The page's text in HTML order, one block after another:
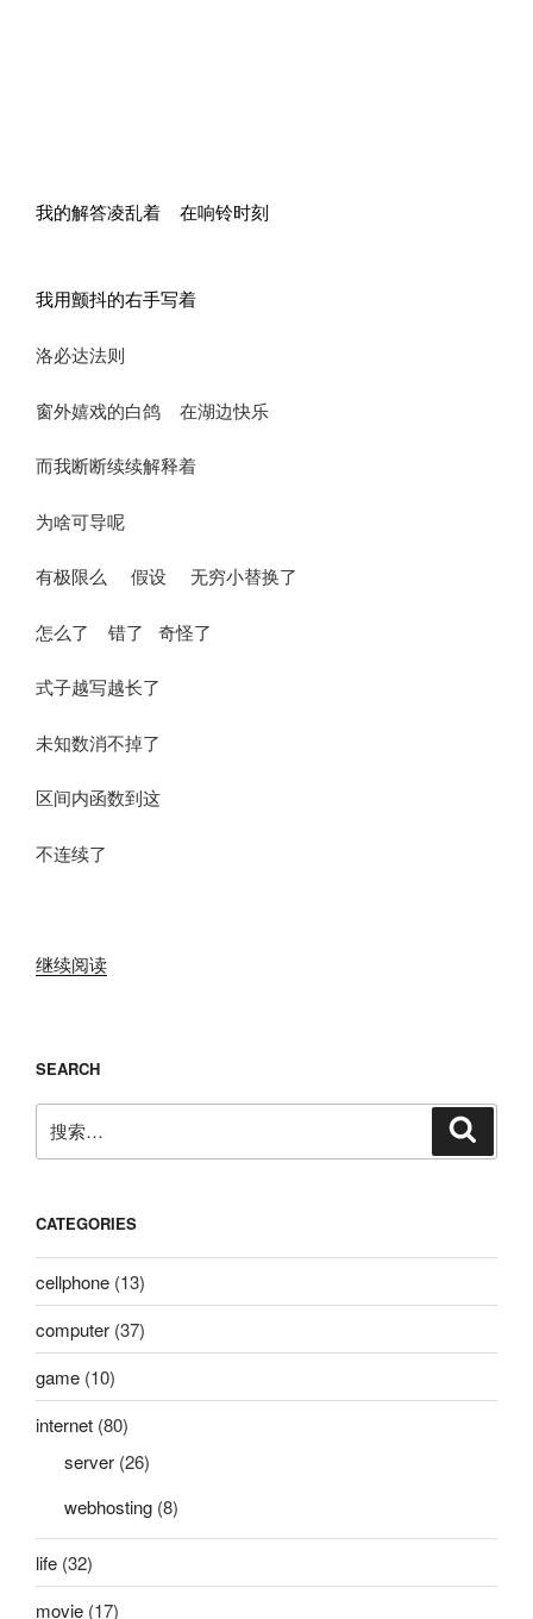
我的解答凌乱着 在响铃时刻
我用颤抖的右手写着
洛必达法则
窗外嬉戏的白鸽 在湖边快乐
而我断断续续解释着
为啥可导呢
有极限么 假设 无穷小替换了
怎么了 错了 奇怪了
式子越写越长了
未知数消不掉了
区间内函数到这
不连续了
继续阅读“《说
呢》-
生
献
热
衷
于
考
高
数
各
位
同
SEARCH
索：
CATEGORIES
cellphone (13)
computer (37)
game (10)
internet (80)
server (26)
webhosting (8)
life (32)
movie (17)